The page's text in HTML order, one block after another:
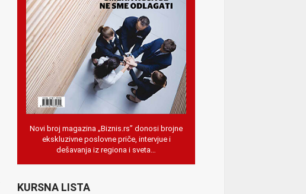
Novi broj magazina „Biznis.rs” donosi brojne
ekskluzivne poslovne priče, intervjue i
dešavanja iz regiona i sveta…
KURSNA LISTA